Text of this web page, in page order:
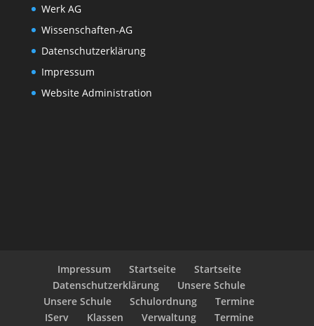
Werk AG
Wissenschaften-AG
Datenschutzerklärung
Impressum
Website Administration
Impressum Startseite
Startseite
Datenschutzerklärung
Unsere Schule
Unsere Schule
Schulordnung
Termine
IServ
Klassen Verwaltung
Termine